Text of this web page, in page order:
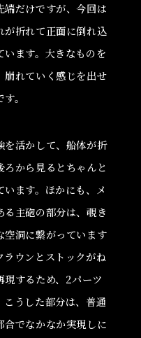
端だけですが、今回は
が折れて正面に倒れ込
います。大きなものを
崩れていく感じを出せ
。
を活かして、船体が折
から見るとちゃんと
います。ほかにも、メ
る主砲の部分は、覗き
空洞に繋がっています
ラウンとストックがね
現するため、2パーツ
こうした部分は、普通
合でなかなか実現しに